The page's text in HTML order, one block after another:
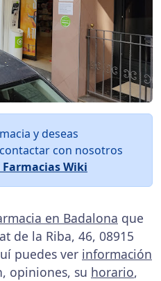
y deseas
con nosotros
Wiki
en Badalona que
de la Riba, 46, 08915
puedes ver información
opiniones, su horario,